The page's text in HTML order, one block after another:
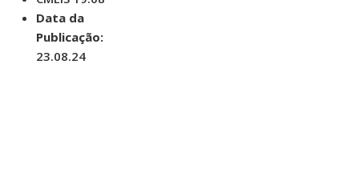
Data da
Publicação:
23.08.24